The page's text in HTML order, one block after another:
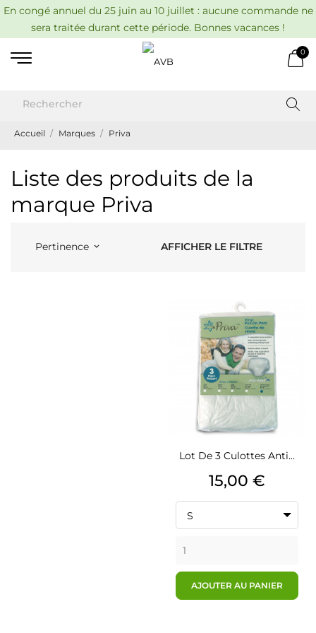
En congé annuel du 25 juin au 10 juillet : aucune commande ne
sera traitée durant cette période. Bonnes vacances !
0
Accueil Marques Priva
Liste des produits de la
marque Priva
Pertinence keyboard_arrow_down AFFICHER LE FILTRE
Lot De 3 Culottes Anti...
Prix
15,00 €
S
AJOUTER AU PANIER